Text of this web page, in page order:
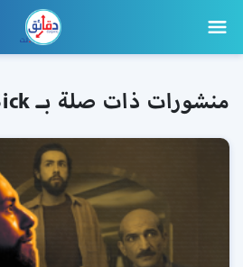
منشورات ذات صلة بـ The Big Sick